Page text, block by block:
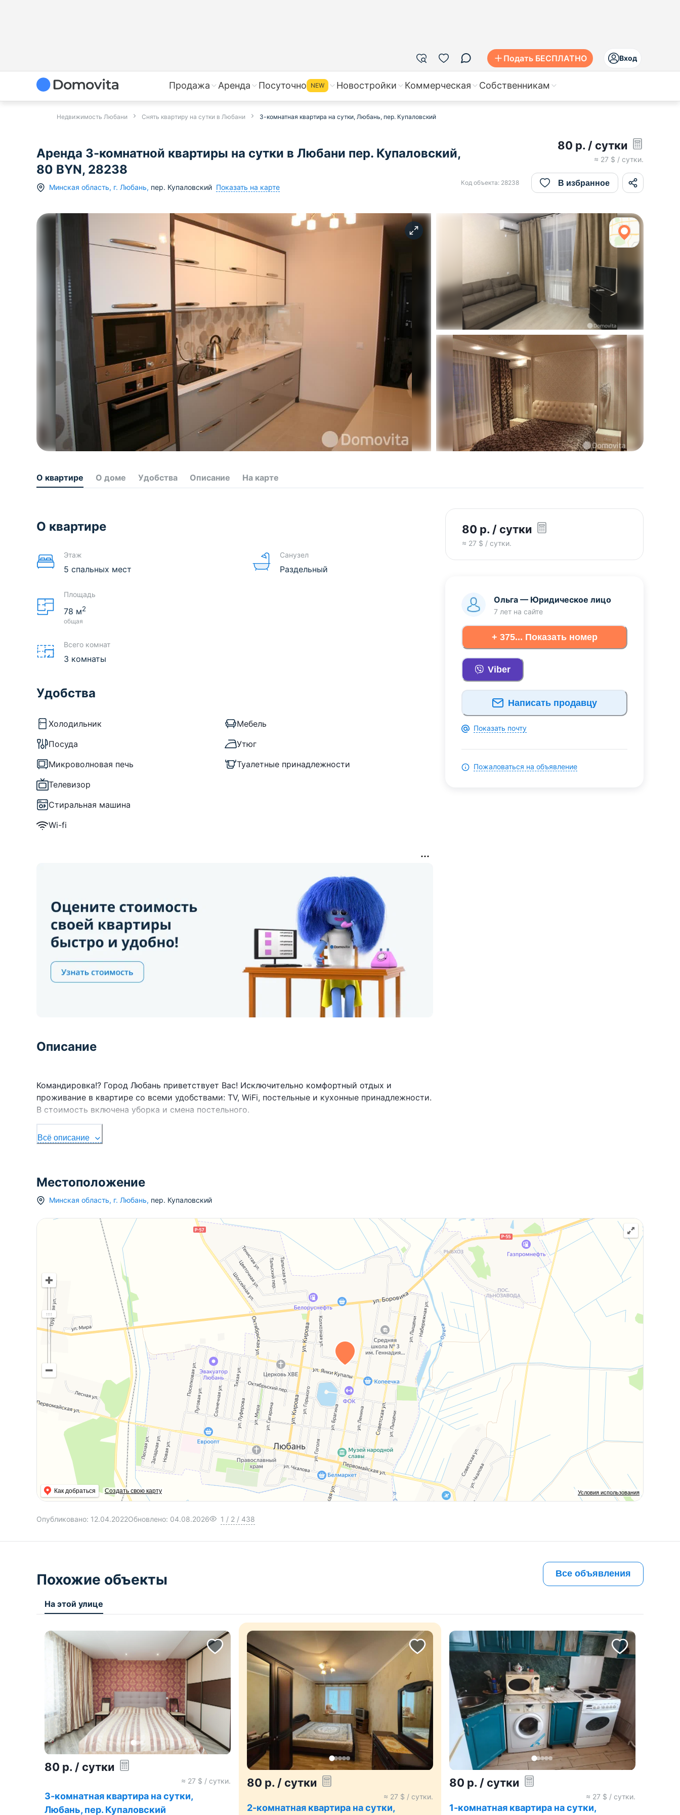
Подать БЕСПЛАТНО Вход
Продажа Аренда Посуточно NEW Новостройки Коммерческая Собственникам
Недвижимость Любани Снять квартиру на сутки в Любани 3-комнатная квартира на сутки, Любань, пер. Купаловский
Аренда 3-комнатной квартиры на сутки в Любани пер. Купаловский,
80 BYN, 28238
Минская область, г. Любань, пер. Купаловский Показать на карте
80 р. / сутки
≈ 27 $ / сутки.
Код объекта: 28238 В избранное
О квартире О доме Удобства Описание На карте
О квартире
Этаж
5 спальных мест
Площадь
78 м2
общая
Всего комнат
3 комнаты
Санузел
Раздельный
Удобства
Холодильник
Посуда
Микроволновая печь
Телевизор
Стиральная машина
Wi-fi
Мебель
Утюг
Туалетные принадлежности
Описание
Командировка!? Город Любань приветствует Вас! Исключительно комфортный отдых и
проживание в квартире со всеми удобствами: TV, WiFi, постельные и кухонные принадлежности.
В стоимость включена уборка и смена постельного.
Всё описание
80 р. / сутки
≈ 27 $ / сутки.
Ольга — Юридическое лицо
7 лет на сайте
+ 375... Показать номер
Viber
Написать продавцу
Показать почту
Пожаловаться на объявление
Местоположение
Минская область, г. Любань, пер. Купаловский
Условия использования
Как добраться Создать свою карту
Опубликовано: 12.04.2022Обновлено: 04.08.2026 1 / 2 / 438
Похожие объекты Все объявления
На этой улице
80 р. / сутки
≈ 27 $ / сутки.
3-комнатная квартира на сутки,
Любань, пер. Купаловский
80 р. / сутки
≈ 27 $ / сутки.
2-комнатная квартира на сутки,
80 р. / сутки
≈ 27 $ / сутки.
1-комнатная квартира на сутки,